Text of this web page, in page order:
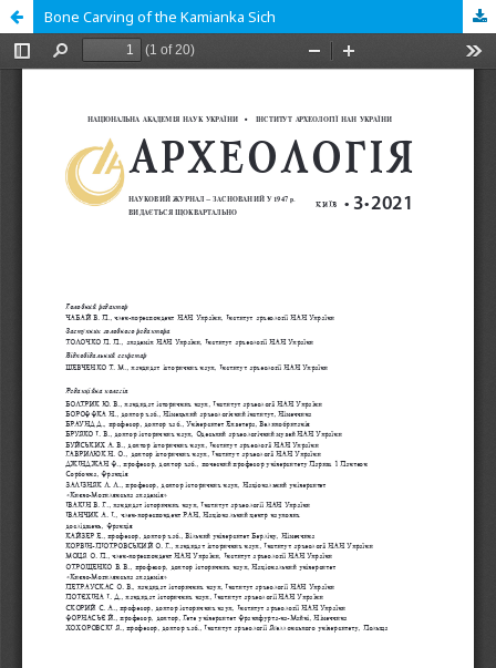
Bone Carving of the Kamianka Sich